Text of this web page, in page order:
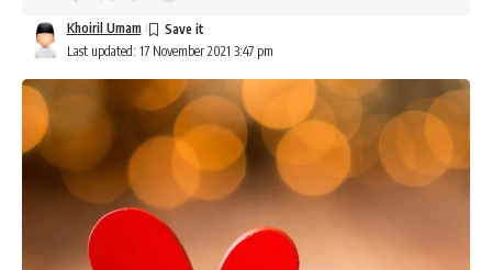
Last updated: 17 November 2021 3:47 pm
Khoiril Umam